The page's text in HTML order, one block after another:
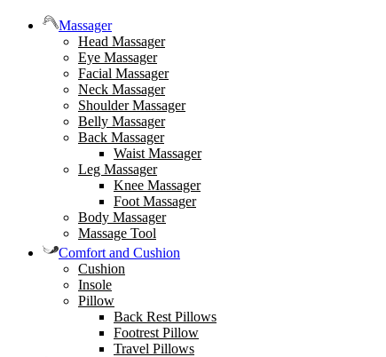
Massager
Head Massager
Eye Massager
Facial Massager
Neck Massager
Shoulder Massager
Belly Massager
Back Massager
Waist Massager
Leg Massager
Knee Massager
Foot Massager
Body Massager
Massage Tool
Comfort and Cushion
Cushion
Insole
Pillow
Back Rest Pillows
Footrest Pillow
Travel Pillows